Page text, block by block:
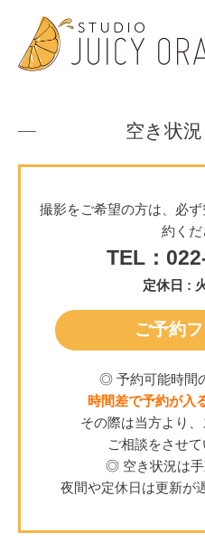
空き状
撮影をご希望の方は、必
約くだ
TEL：
定休日 :
ご予約
◎ 予約可能時間
時間差で予約が入
その際は当方より
ご相談をさせて
◎ 空き状況は手
夜間や定休日は更新が